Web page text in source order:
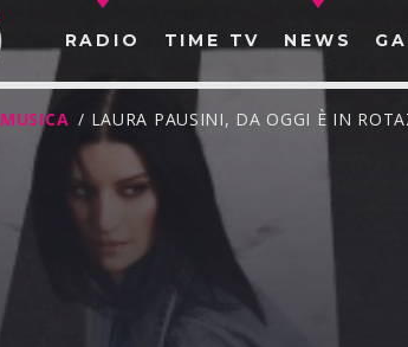
RADIO TIME TV NEWS
MUSICA / LAURA PAUSINI, DA OGGI È IN